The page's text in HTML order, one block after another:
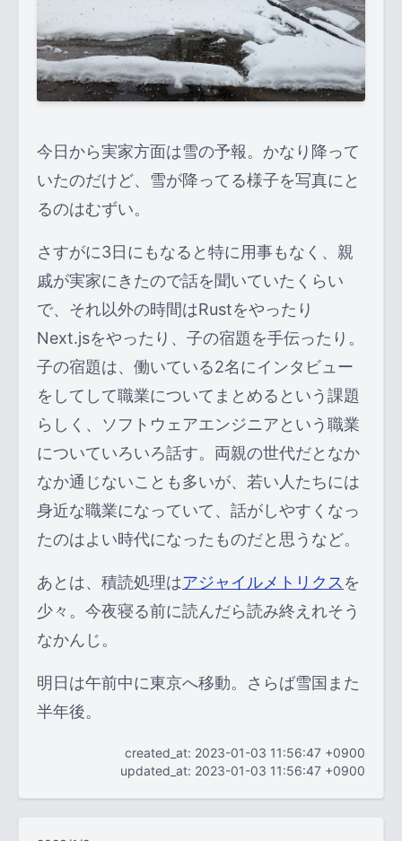
今日から実家方面は雪の予報。かなり降って
いたのだけど、雪が降ってる様子を写真にと
るのはむずい。
さすがに3日にもなると特に用事もなく、親
戚が実家にきたので話を聞いていたくらい
で、それ以外の時間はRustをやったり
Next.jsをやったり、子の宿題を手伝ったり。
子の宿題は、働いている2名にインタビュー
をしてして職業についてまとめるという課題
らしく、ソフトウェアエンジニアという職業
についていろいろ話す。両親の世代だとなか
なか通じないことも多いが、若い人たちには
身近な職業になっていて、話がしやすくなっ
たのはよい時代になったものだと思うなど。
あとは、積読処理はアジャイルメトリクスを
少々。今夜寝る前に読んだら読み終えれそう
なかんじ。
明日は午前中に東京へ移動。さらば雪国また
半年後。
created_at: 2023-01-03 11:56:47 +0900
updated_at: 2023-01-03 11:56:47 +0900